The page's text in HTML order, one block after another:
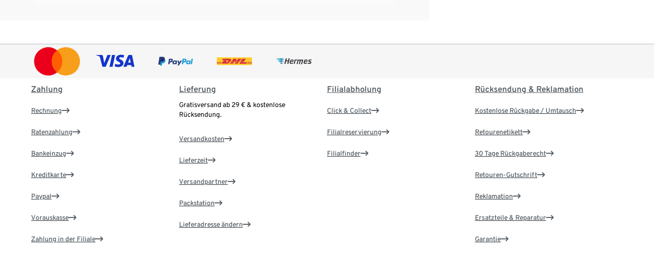
Zahlung
Rechnung
Ratenzahlung
Bankeinzug
Kreditkarte
Paypal
Vorauskasse
Zahlung in der Filiale
Lieferung
Gratisversand ab 29 € & kostenlose
Rücksendung.
Versandkosten
Lieferzeit
Versandpartner
Packstation
Lieferadresse ändern
Filialabholung
Click & Collect
Filialreservierung
Filialfinder
Rücksendung & Reklamation
Kostenlose Rückgabe / Umtausch
Retourenetikett
30 Tage Rückgaberecht
Retouren-Gutschrift
Reklamation
Ersatzteile & Reparatur
Garantie